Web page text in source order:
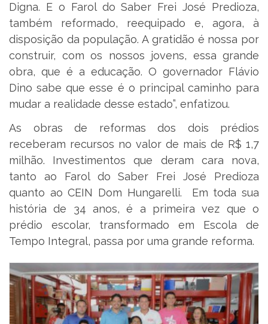
Digna. E o Farol do Saber Frei José Predioza,
também reformado, reequipado e, agora, à
disposição da população. A gratidão é nossa por
construir, com os nossos jovens, essa grande
obra, que é a educação. O governador Flávio
Dino sabe que esse é o principal caminho para
mudar a realidade desse estado”, enfatizou.
As obras de reformas dos dois prédios
receberam recursos no valor de mais de R$ 1,7
milhão. Investimentos que deram cara nova,
tanto ao Farol do Saber Frei José Predioza
quanto ao CEIN Dom Hungarelli. Em toda sua
história de 34 anos, é a primeira vez que o
prédio escolar, transformado em Escola de
Tempo Integral, passa por uma grande reforma.